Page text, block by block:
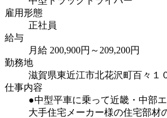
雇用形態
正社員
給与
月給 200,900円～209,200円
勤務地
滋賀県東近江市北花沢町百々１
仕事内容
●中型平車に乗って近畿・中部
大手住宅メーカー様の住宅部材